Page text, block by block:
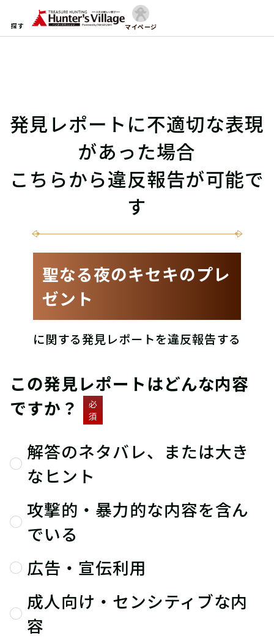
探す マイページ
発見レポートに不適切な表現
があった場合
こちらから違反報告が可能で
す
聖なる夜のキセキのプレ
ゼント
に関する発見レポートを違反報告する
この発見レポートはどんな内容
ですか？
必
須
解答のネタバレ、または大き
なヒント
攻撃的・暴力的な内容を含ん
でいる
広告・宣伝利用
成人向け・センシティブな内
容